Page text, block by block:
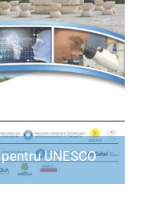
UNESCO
Comisia Națională